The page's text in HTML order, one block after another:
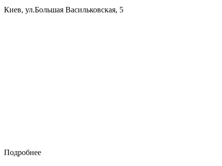
Киев, ул.Большая Васильковская, 5
Подробнее